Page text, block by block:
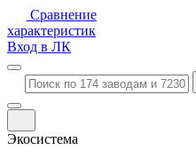
Сравнение
характеристик
Вход в ЛК
Экосистема